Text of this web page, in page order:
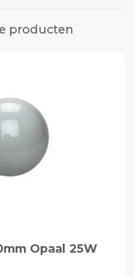
producten
Opaal 25W